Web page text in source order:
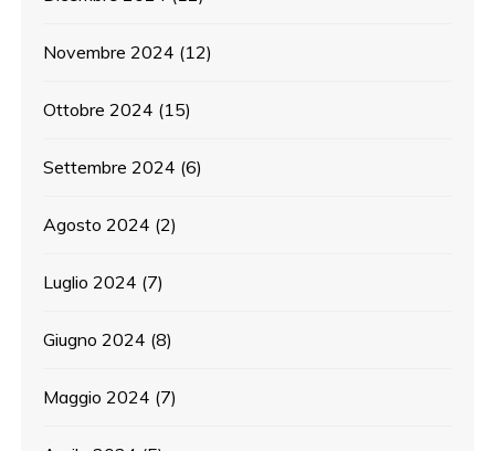
Novembre 2024 (12)
Ottobre 2024 (15)
Settembre 2024 (6)
Agosto 2024 (2)
Luglio 2024 (7)
Giugno 2024 (8)
Maggio 2024 (7)